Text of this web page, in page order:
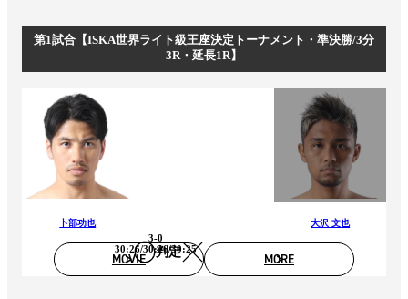
第1試合【ISKA世界ライト級王座決定トーナメント・準決勝/3分
3R・延長1R】
卜部功也
判定
3-0
30:26/30:26/30:25
大沢 文也
MOVIE MORE